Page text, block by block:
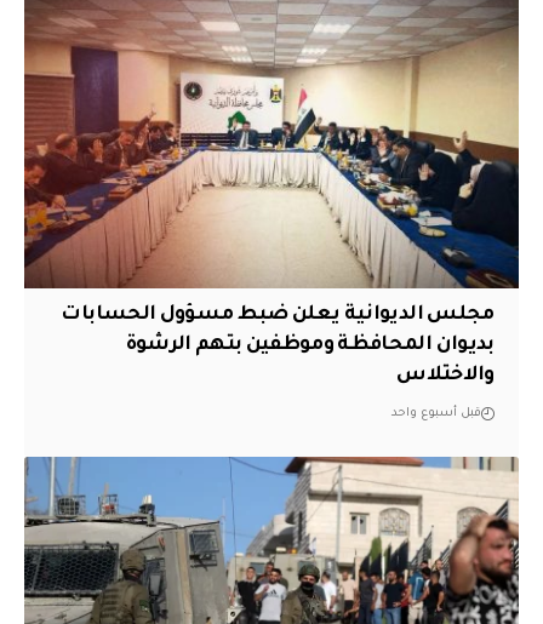
مجلس الديوانية يعلن ضبط مسؤول الحسابات
بديوان المحافظة وموظفين بتهم الرشوة
والاختلاس
قبل أسبوع واحد